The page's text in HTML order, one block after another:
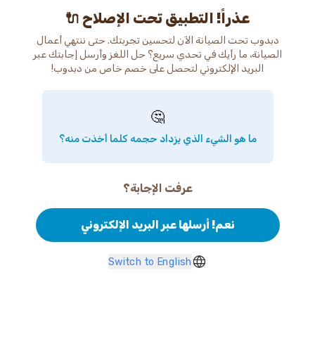
عذراً! التطبيق تحت الإصلاح 🔌
دبدوب تحت الصيانة الآن لتحسين تجربتك. حتى ننتهي أعمال
الصيانة، ما رأيك في تحدي سريع؟ حل اللغز وأرسل إجابتك عبر
البريد الإلكتروني لتحصل على خصم خاص من دبدوب!
🤔
ما هو الشيء الذي يزداد حجمه كلما أخذت منه؟
عرفت الإجابة؟
نعم! أرسلها عبر البريد الإلكتروني
Switch to English